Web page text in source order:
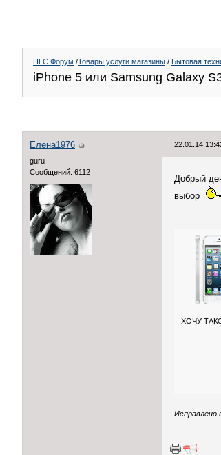
НГС.Форум /Товары услуги магазины / Бытовая
iPhone 5 или Samsung Galaxy
Елена1976
guru
Сообщений: 6112
22.01.14
Добрый
выбор
ХОЧУ
Исправлено